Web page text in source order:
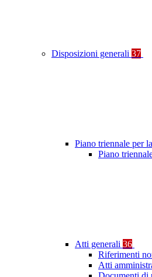
Disposizioni generali 37
Piano triennale per
Piano
Atti generali 36
Riferimenti
Atti